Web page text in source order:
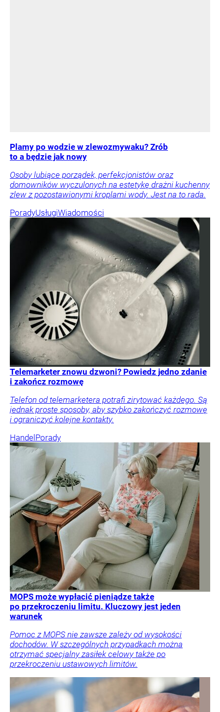
Plamy po wodzie w zlewozmywaku? Zrób
to a będzie jak nowy
Osoby lubiące porządek, perfekcjonistów oraz
domowników wyczulonych na estetykę drażni kuchenny
zlew z pozostawionymi kroplami wody. Jest na to rada.
PoradyUsługiWiadomości
Telemarketer znowu dzwoni? Powiedz jedno zdanie
i zakończ rozmowę
Telefon od telemarketera potrafi zirytować każdego. Są
jednak proste sposoby, aby szybko zakończyć rozmowę
i ograniczyć kolejne kontakty.
Handel Porady
MOPS może wypłacić pieniądze także
po przekroczeniu limitu. Kluczowy jest jeden
warunek
Pomoc z MOPS nie zawsze zależy od wysokości
dochodów. W szczególnych przypadkach można
otrzymać specjalny zasiłek celowy także po
przekroczeniu ustawowych limitów.